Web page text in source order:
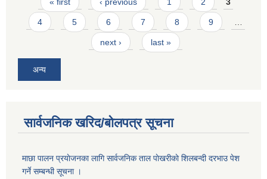
4 5 6 7 8 9
next › last »
अन्य
सार्वजनिक खरिद/बोलपत्र सूचना
माछा पालन प्रयाेजनका लागि सार्वजनिक ताल पाेखरीकाे शिलबन्दी दरभाउ पेश
गर्ने सम्बन्धी सूचना ।